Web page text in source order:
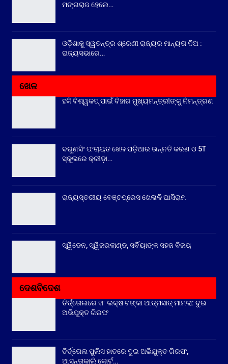
ମଙ୍ଗରାଜ ହେଲେ…
ଓଡ଼ିଶାକୁ ସ୍ୱତନ୍ତ୍ର ଶ୍ରେଣୀ ରାଜ୍ୟର ମାନ୍ୟତା ଦିଅ :
ରାଜ୍ୟସଭାରେ…
ଖେଳ
ହକି ବିଶ୍ୱକପ୍ ପାଇଁ ବିହାର ମୁଖ୍ୟମନ୍ତ୍ରୀଙ୍କୁ ନିମନ୍ତ୍ରଣ
ବରୁଣସିଂ ପଂଚାୟତ ଖେଳ ପଡ଼ିଆର ଉନ୍ନତି କରଣ ଓ 5T
ସ୍କୁଲରେ କ୍ରୀଡ଼ା…
ରାଜ୍ୟସ୍ତରୀୟ ବେଞ୍ଚପ୍ରେସ ଖେଳାଳି ଘାସିରାମ
ସ୍ୱିଡେନ, ସ୍ୱିଜରଲାଣ୍ଡ, ସର୍ବିୟାଙ୍କ ସହଜ ବିଜୟ
ଦେଶବିଦେଶ
ତିର୍ତ୍ତୋଲରେ ୧୮ ଲକ୍ଷ ଟଙ୍କା ଆତ୍ମସାତ୍ ମାମଲା: ଦୁଇ
ଅଭିଯୁକ୍ତ ଗିରଫ
ତିର୍ତ୍ତୋଲ ପୁଲିସ ହାତରେ ଦୁଇ ଅଭିଯୁକ୍ତ ଗିରଫ,
ଆସନ୍ତାକାଲି କୋର୍ଟ…